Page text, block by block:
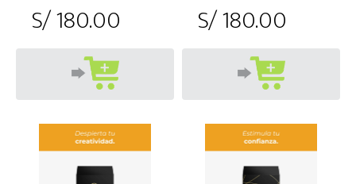
S/ 180.00 S/ 180.00